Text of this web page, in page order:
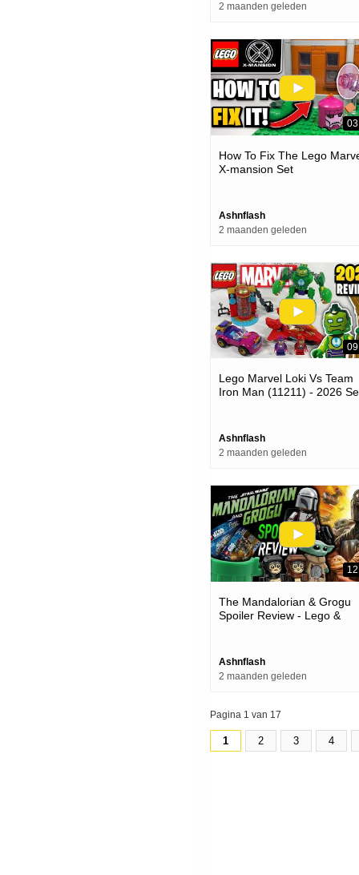
2 maanden geleden
How To Fix The Lego
X-mansion Set
Ashnflash
2 maanden geleden
Lego Marvel Loki Vs Team
Iron Man (11211) - 2026
Ashnflash
2 maanden geleden
The Mandalorian & Grogu
Spoiler Review - Lego &
Ashnflash
2 maanden geleden
Pagina 1 van 17
1 2 3 4